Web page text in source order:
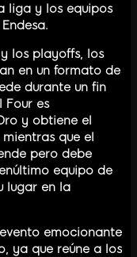
liga y los equipos
los playoffs, los
en un formato de
durante un fin
Four es
y obtiene el
que el
pero debe
equipo de
lugar en la
emocionante
ya que reúne a los